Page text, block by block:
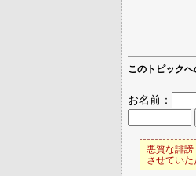
このトピックへ
お名前：
悪質な誹
させていた